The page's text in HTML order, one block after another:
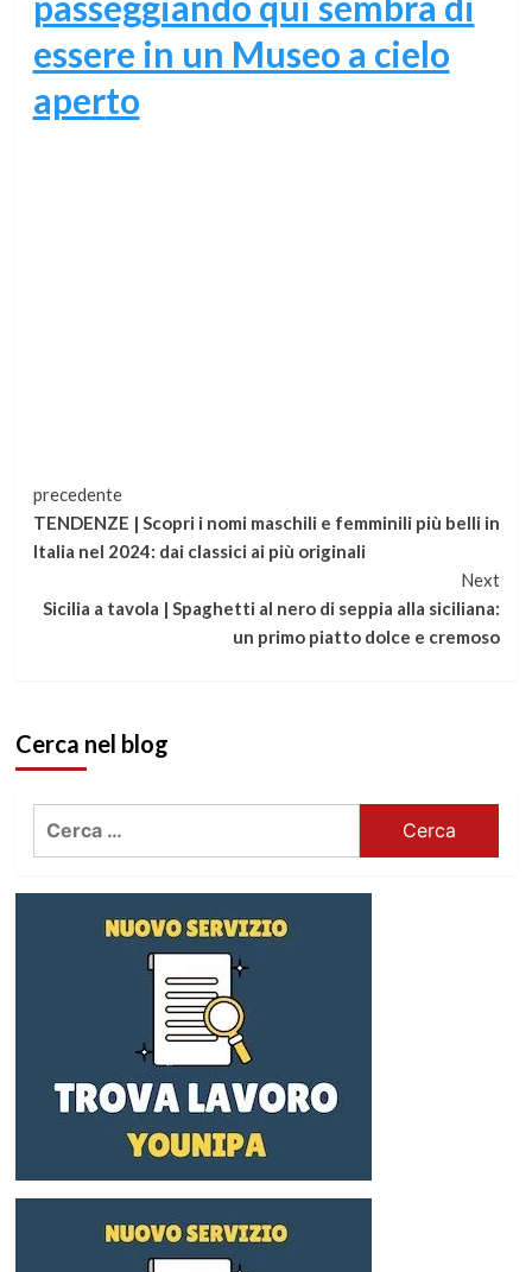
essere in un Museo a cielo
aperto
Continua
a
leggere
precedente
TENDENZE | Scopri i nomi maschili e femminili più belli in
Italia nel 2024: dai classici ai più originali
Next
Sicilia a tavola | Spaghetti al nero di seppia alla siciliana:
un primo piatto dolce e cremoso
Cerca nel blog